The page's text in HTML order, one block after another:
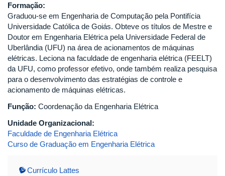
Formação:
Graduou-se em Engenharia de Computação pela Pontifícia
Universidade Católica de Goiás. Obteve os títulos de Mestre e
Doutor em Engenharia Elétrica pela Universidade Federal de
Uberlândia (UFU) na área de acionamentos de máquinas
elétricas. Leciona na faculdade de engenharia elétrica (FEELT)
da UFU, como professor efetivo, onde também realiza pesquisa
para o desenvolvimento das estratégias de controle e
acionamento de máquinas elétricas.
Função: Coordenação da Engenharia Elétrica
Unidade Organizacional:
Faculdade de Engenharia Elétrica
Curso de Graduação em Engenharia Elétrica
Currículo Lattes